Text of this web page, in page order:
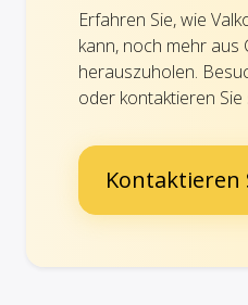
Erfahren Sie, wie
kann, noch mehr aus
herauszuholen.
oder kontaktieren Sie
Kontaktieren